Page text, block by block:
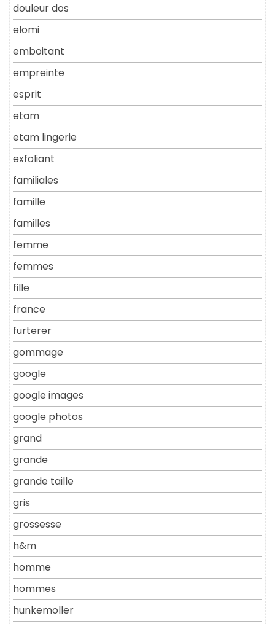
douleur dos
elomi
emboitant
empreinte
esprit
etam
etam lingerie
exfoliant
familiales
famille
familles
femme
femmes
fille
france
furterer
gommage
google
google images
google photos
grand
grande
grande taille
gris
grossesse
h&m
homme
hommes
hunkemoller